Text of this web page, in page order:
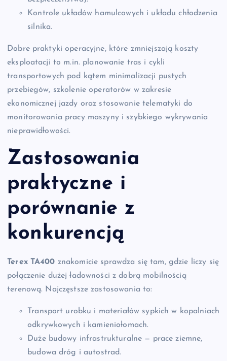
Kontrole układów hamulcowych i układu chłodzenia
silnika.
Dobre praktyki operacyjne, które zmniejszają koszty
eksploatacji to m.in. planowanie tras i cykli
transportowych pod kątem minimalizacji pustych
przebiegów, szkolenie operatorów w zakresie
ekonomicznej jazdy oraz stosowanie telematyki do
monitorowania pracy maszyny i szybkiego wykrywania
nieprawidłowości.
Zastosowania
praktyczne i
porównanie z
konkurencją
Terex TA400 znakomicie sprawdza się tam, gdzie liczy się
połączenie dużej ładowności z dobrą mobilnością
terenową. Najczęstsze zastosowania to:
Transport urobku i materiałów sypkich w kopalniach
odkrywkowych i kamieniołomach.
Duże budowy infrastrukturalne — prace ziemne,
budowa dróg i autostrad.